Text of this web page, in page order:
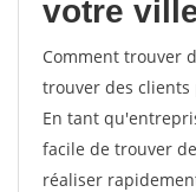
votre
Comment trouver
trouver des clients
En tant
facile de trouver
réaliser